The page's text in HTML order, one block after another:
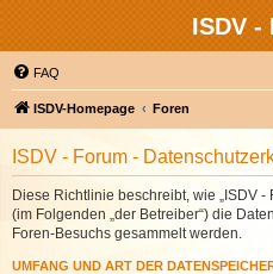
ISDV -
FAQ
ISDV-Homepage Foren
ISDV - Forum -
Diese Richtlinie beschreibt, wie „ISDV -
(im Folgenden „der Betreiber“) die
Foren-Besuchs gesammelt werden.
UMFANG UND ART DER